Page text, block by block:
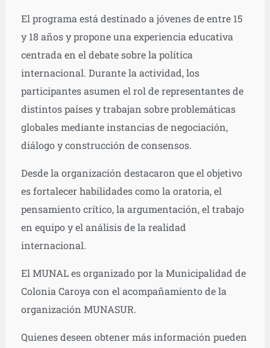
El programa está destinado a jóvenes de entre 15
y 18 años y propone una experiencia educativa
centrada en el debate sobre la política
internacional. Durante la actividad, los
participantes asumen el rol de representantes de
distintos países y trabajan sobre problemáticas
globales mediante instancias de negociación,
diálogo y construcción de consensos.
Desde la organización destacaron que el objetivo
es fortalecer habilidades como la oratoria, el
pensamiento crítico, la argumentación, el trabajo
en equipo y el análisis de la realidad
internacional.
El MUNAL es organizado por la Municipalidad de
Colonia Caroya con el acompañamiento de la
organización MUNASUR.
Quienes deseen obtener más información pueden